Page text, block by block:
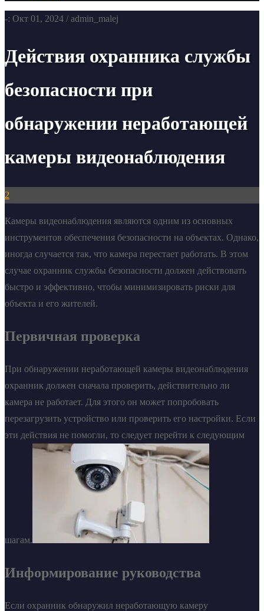
-: Окт 01, 2024 / admin_malej
Действия охранника службы
безопасности при
обнаружении неработающей
камеры видеонаблюдения
2
Камеры видеонаблюдения являются одним из основных
инструментов обеспечения безопасности на объектах. Однако,
иногда случается так, что камера перестает работать. В этом
случае охранник службы безопасности должен действовать
быстро и эффективно, чтобы минимизировать риски для
объекта и его жителей.
Первичная проверка
При обнаружении неработающей камеры видеонаблюдения
охранник должен сначала проверить, действительно ли
камера не работает. Для этого он может попробовать
перезагрузить устройство или проверить его настройки. Если
эти действия не помогли, то следует перейти к следующим
шагам.
Информирование руководства
Если охранник обнаружил неработающую камеру